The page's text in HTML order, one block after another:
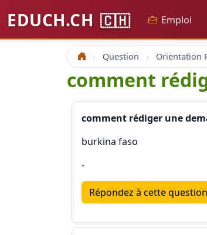
EDUCH.CH 🇨🇭 Emploi
Accueil Question Orientation
comment
comment rédiger une
burkina faso
-
Répondez à cette question